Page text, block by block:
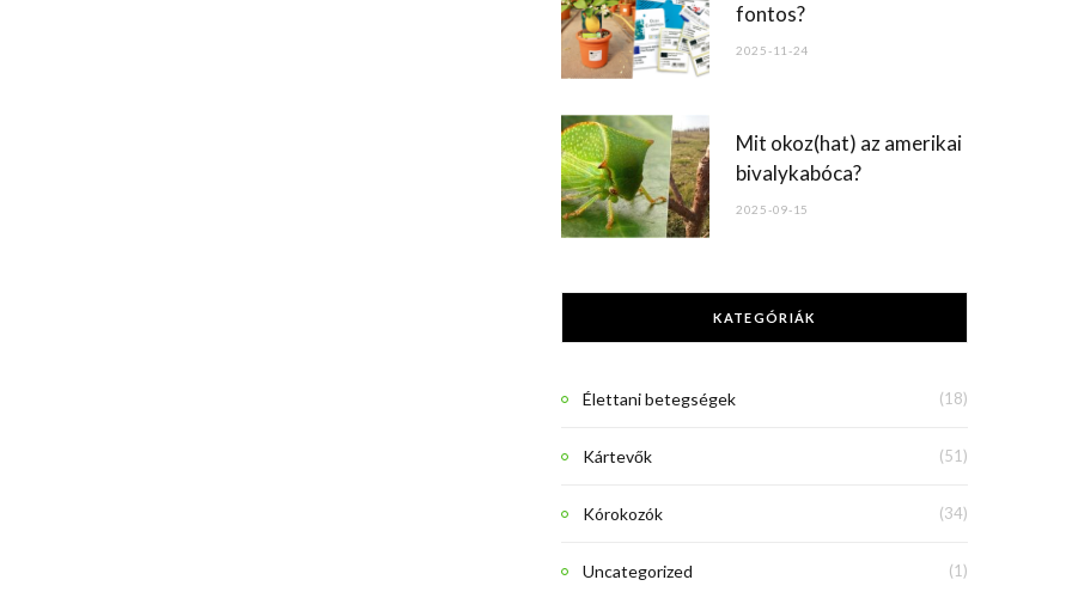
fontos?
2025-11-24
Mit okoz(hat) az amerikai
bivalykabóca?
2025-09-15
KATEGÓRIÁK
Élettani betegségek (18)
Kártevők (51)
Kórokozók (34)
Uncategorized (1)